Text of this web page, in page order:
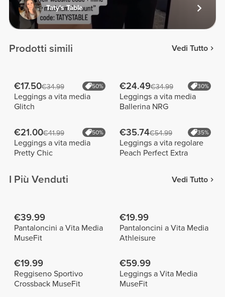
Taty's Table
Prodotti simili Vedi Tutto
€17.50€34.99 50%
Leggings a vita media
Glitch
€24.49€34.99 30%
Leggings a vita media
Ballerina NRG
€21.00€41.99 50%
Leggings a vita media
Pretty Chic
€35.74€54.99 35%
Leggings a vita regolare
Peach Perfect Extra
I Più Venduti Vedi Tutto
€39.99
Pantaloncini a Vita Media
MuseFit
€19.99
Pantaloncini a Vita Media
Athleisure
€19.99
Reggiseno Sportivo
Crossback MuseFit
€59.99
Leggings a Vita Media
MuseFit